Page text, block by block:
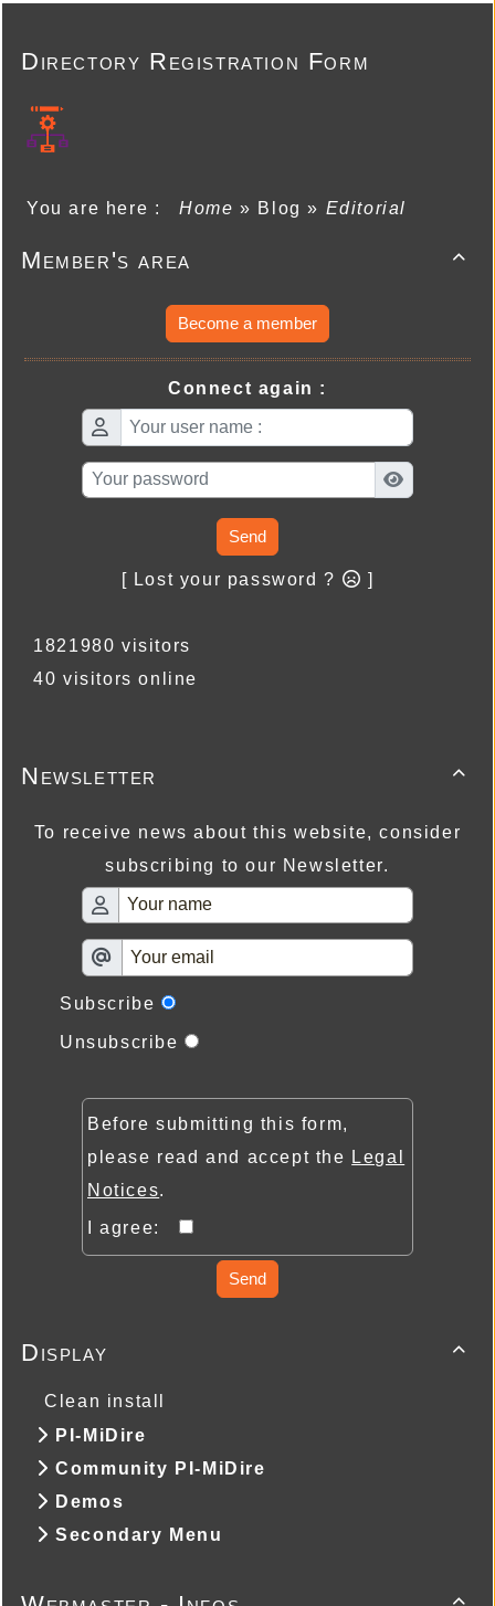
Directory Registration Form
You are here : Home» Blog » Editorial

Member's area
Become a member
Connect again :
Send
[ Lost your password ? ]
1821980 visitors
40 visitors online

Newsletter
To receive news about this website, consider
subscribing to our Newsletter.
Subscribe
Unsubscribe
Before submitting this form,
please read and accept the Legal
Notices.
I agree:
Send

Display
Clean install
PI-MiDire
Community PI-MiDire
Demos
Secondary Menu
